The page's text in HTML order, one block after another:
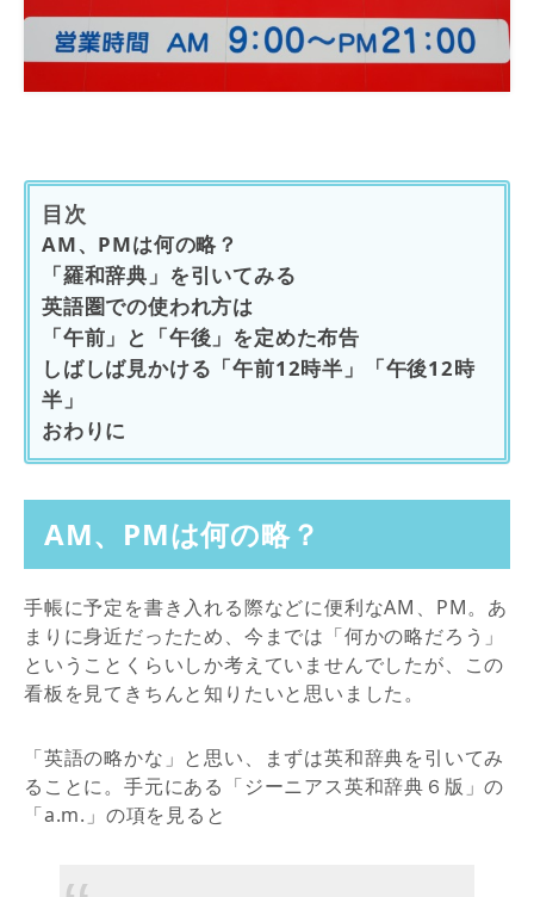
目次
AM、PMは何の略？
「羅和辞典」を引いてみる
英語圏での使われ方は
「午前」と「午後」を定めた布告
しばしば見かける「午前12時半」「午後12時
半」
おわりに
AM、PMは何の略？
手帳に予定を書き入れる際などに便利なAM、PM。あ
まりに身近だったため、今までは「何かの略だろう」
ということくらいしか考えていませんでしたが、この
看板を見てきちんと知りたいと思いました。
「英語の略かな」と思い、まずは英和辞典を引いてみ
ることに。手元にある「ジーニアス英和辞典６版」の
「a.m.」の項を見ると